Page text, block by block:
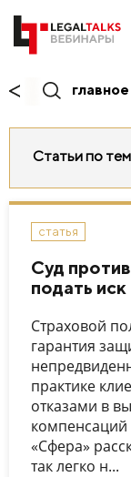
главное
Статьи по
статья
Суд
подать иск
Страховой
гарантия
практике
отказами в
компенсаций
«Сфера»
так легко н...